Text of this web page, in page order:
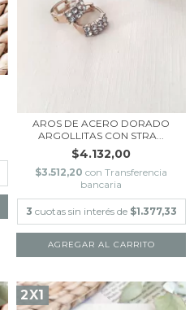
AROS DE ACERO DORADO
ARGOLLITAS CON STRA...
$4.132,00
$3.512,20 con Transferencia
bancaria
3 cuotas sin interés de $1.377,33
2X1